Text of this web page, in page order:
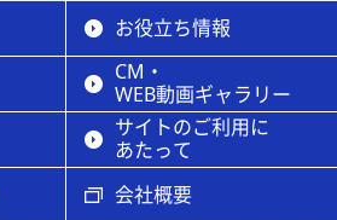
お役立ち情報
CM・
WEB動画ギャラリー
サイトのご利用に
あたって
会社概要